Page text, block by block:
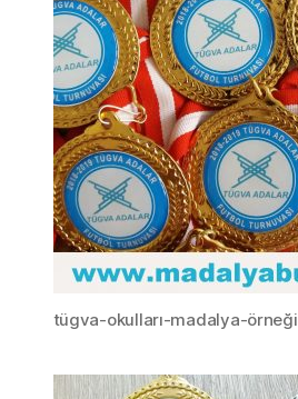
tügva-okulları-madalya-örneği